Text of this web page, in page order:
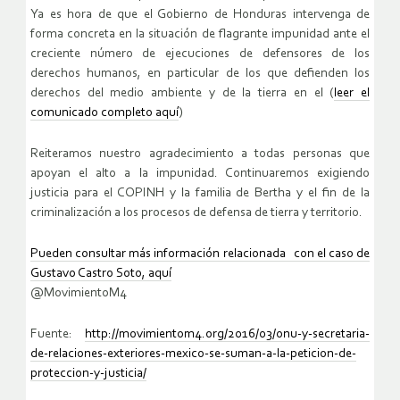
Ya es hora de que el Gobierno de Honduras intervenga de
forma concreta en la situación de flagrante impunidad ante el
creciente número de ejecuciones de defensores de los
derechos humanos, en particular de los que defienden los
derechos del medio ambiente y de la tierra en el ( leer el
comunicado completo aquí)
Reiteramos nuestro agradecimiento a todas personas que
apoyan el alto a la impunidad. Continuaremos exigiendo
justicia para el COPINH y la familia de Bertha y el fin de la
criminalización a los procesos de defensa de tierra y territorio.
Pueden consultar más información relacionada con el caso de
Gustavo Castro Soto, aquí
@MovimientoM4
Fuente:
http://movimientom4.org/2016/03/onu-y-secretaria-
de-relaciones-exteriores-mexico-se-suman-a-la-peticion-de-
proteccion-y-justicia/